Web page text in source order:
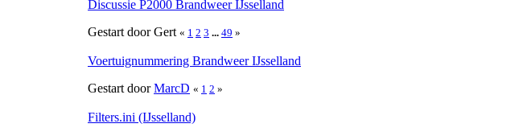
Discussie P2000 Brandweer IJsselland
Gestart door Gert « 1 2 3 ... 49 »
Voertuignummering Brandweer IJsselland
Gestart doorMarcD « 1 2 »
Filters.ini (IJsselland)